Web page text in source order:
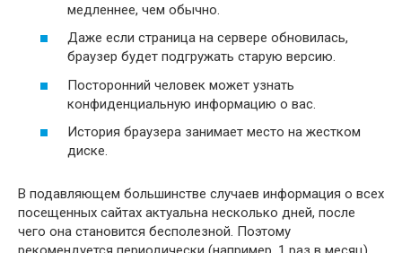
медленнее, чем обычно.
Даже если страница на сервере обновилась,
браузер будет подгружать старую версию.
Посторонний человек может узнать
конфиденциальную информацию о вас.
История браузера занимает место на жестком
диске.
В подавляющем большинстве случаев информация о всех
посещенных сайтах актуальна несколько дней, после
чего она становится бесполезной. Поэтому